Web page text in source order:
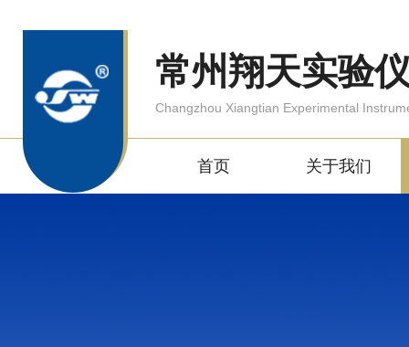
常州翔天实验
Changzhou Xiangtian Experimental
首页 关于我们